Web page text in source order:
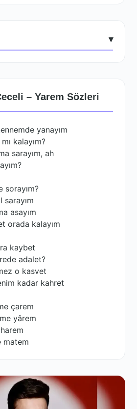
▾
– Yarem Sözleri
yanayım
kalayım?
sarayım, ah
sorayım?
sarayım
asayım
orada kalayım
kaybet
adalet?
o kasvet
kadar kahret
çarem
yârem
matem